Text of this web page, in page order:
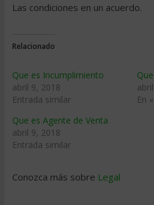
Las condiciones en un acuerdo.
Relacionado
Que es Incumplimiento
abril 9, 2018
Entrada similar
En
Que es Agente de Venta
abril 9, 2018
Entrada similar
Conozca más sobre Legal